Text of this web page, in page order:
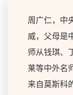
周广仁，中
威，父母是
师从钱琪、
莱等中外名
来自莫斯科